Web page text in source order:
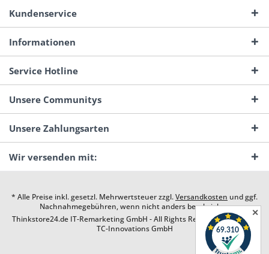
Kundenservice
Informationen
Service Hotline
Unsere Communitys
Unsere Zahlungsarten
Wir versenden mit:
* Alle Preise inkl. gesetzl. Mehrwertsteuer zzgl.Versandkosten und ggf.
Nachnahmegebühren, wenn nicht anders beschrieben
Thinkstore24.de IT-Remarketing GmbH - All Rights Reserved. Design by
TC-Innovations GmbH
✕